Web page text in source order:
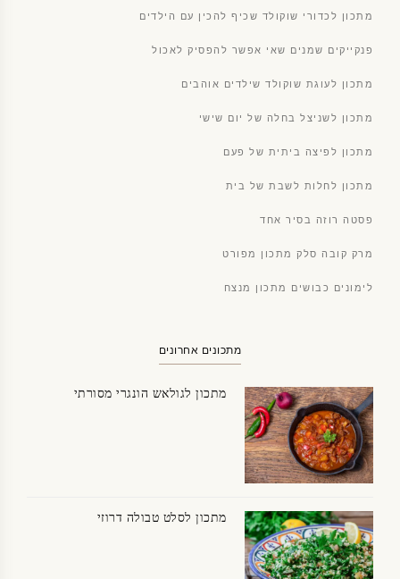
מתכון לכדורי שוקולד שכיף להכין עם הילדים
פנקייקים שמנים שאי אפשר להפסיק לאכול
מתכון לעוגת שוקולד שילדים אוהבים
מתכון לשניצל בחלה של יום שישי
מתכון לפיצה ביתית של פעם
מתכון לחלות לשבת של בית
פסטה רוזה בסיר אחד
מרק קובה סלק מתכון מפורט
לימונים כבושים מתכון מנצח
מתכונים אחרונים
מתכון לגולאש הונגרי מסורתי
מתכון לסלט טבולה דרוזי